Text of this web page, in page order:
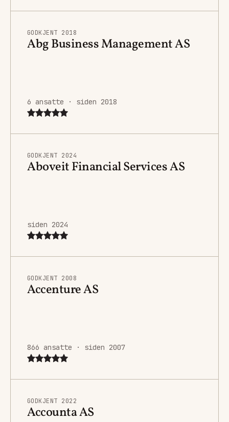
GODKJENT 2018
Abg Business Management AS
6 ansatte · siden 2018
GODKJENT 2024
Aboveit Financial Services AS
siden 2024
GODKJENT 2008
Accenture AS
866 ansatte · siden 2007
GODKJENT 2022
Accounta AS